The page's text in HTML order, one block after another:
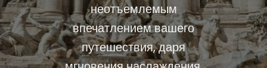
неотъемлемым
впечатлением вашего
путешествия, даря